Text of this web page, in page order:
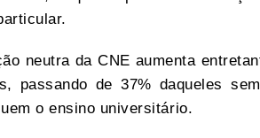
neutra da CNE aumenta
passando de 37% daqueles
o ensino universitário.